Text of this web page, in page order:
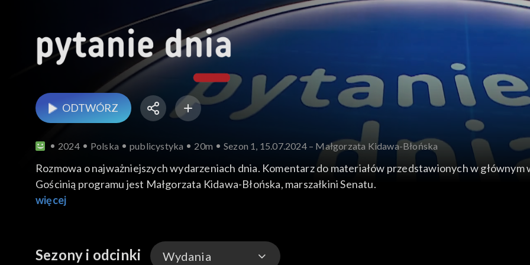
ODTWÓRZ
2024 Polska publicystyka 20m Sezon 1, 15.07.2024 – Małgorzata Kidawa-Błońska
Rozmowa o najważniejszych wydarzeniach dnia. Komentarz do materiałów przedstawionych w
Gościnią programu jest Małgorzata Kidawa-Błońska, marszałkini Senatu.
więcej
Sezony i odcinki Wydania